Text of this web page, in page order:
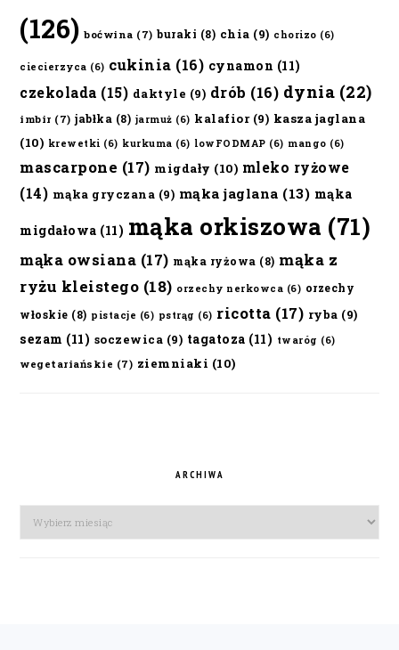
(126) boćwina (7) buraki (8) chia (9) chorizo (6)
ciecierzyca (6) cukinia (16) cynamon (11)
czekolada (15) daktyle (9) drób (16) dynia (22)
imbir (7) jabłka (8) jarmuż (6) kalafior(9) kasza jaglana
(10) krewetki (6) kurkuma (6) lowFODMAP (6) mango (6)
mascarpone (17) migdały (10) mleko ryżowe
(14) mąka gryczana (9) mąka jaglana (13) mąka
migdałowa (11) mąka orkiszowa (71)
mąka owsiana (17) mąka ryżowa (8) mąka z
ryżu kleistego (18) orzechy nerkowca (6) orzechy
włoskie (8) pistacje (6) pstrąg (6) ricotta (17) ryba (9)
sezam (11) soczewica (9) tagatoza (11) twaróg (6)
wegetariańskie (7) ziemniaki (10)
ARCHIWA
Archiwa